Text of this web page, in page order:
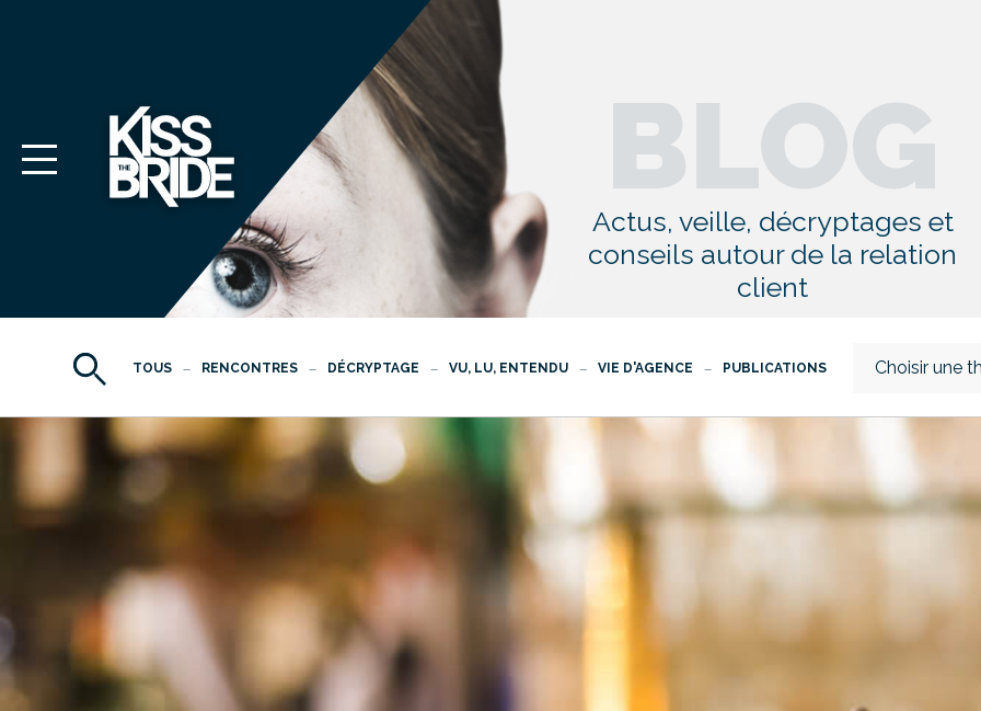
BLOG
Actus, veille, décryptages et
conseils autour de la relation
client
TOUS RENCONTRES DÉCRYPTAGE VU, LU, ENTENDU VIE D'AGENCE PUBLICATIONS Choisir une